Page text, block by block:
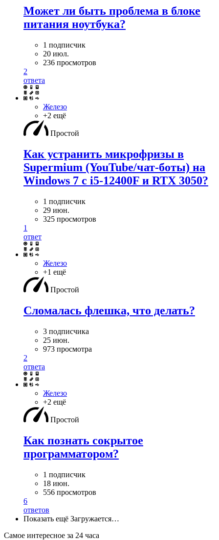
Может ли быть проблема в блоке
питания ноутбука?
1 подписчик
20 июл.
236 просмотров
2
ответа
Железо
+2 ещё
Простой
Как устранить микрофризы в
Supermium (YouTube/чат-боты) на
Windows 7 с i5-12400F и RTX 3050?
1 подписчик
29 июн.
325 просмотров
1
ответ
Железо
+1 ещё
Простой
Сломалась флешка, что делать?
3 подписчика
25 июн.
973 просмотра
2
ответа
Железо
+2 ещё
Простой
Как познать сокрытое
программатором?
1 подписчик
18 июн.
556 просмотров
6
ответов
Показать ещё Загружается…
Самое интересное за 24 часа